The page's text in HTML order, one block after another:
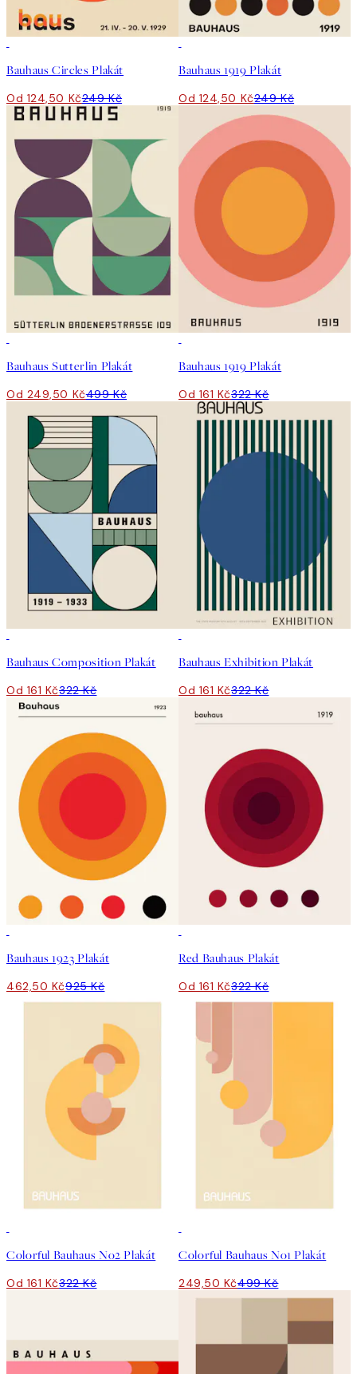
Bauhaus Circles Plakát
Od 124,50 Kč249 Kč
Bauhaus 1919 Plakát
Od 124,50 Kč249 Kč
Bauhaus Sutterlin Plakát
Od 249,50 Kč499 Kč
Bauhaus 1919 Plakát
Od 161 Kč322 Kč
Bauhaus Composition Plakát
Od 161 Kč322 Kč
Bauhaus Exhibition Plakát
Od 161 Kč322 Kč
Bauhaus 1923 Plakát
462,50 Kč925 Kč
Red Bauhaus Plakát
Od 161 Kč322 Kč
Colorful Bauhaus No2 Plakát
Od 161 Kč322 Kč
Colorful Bauhaus No1 Plakát
249,50 Kč499 Kč